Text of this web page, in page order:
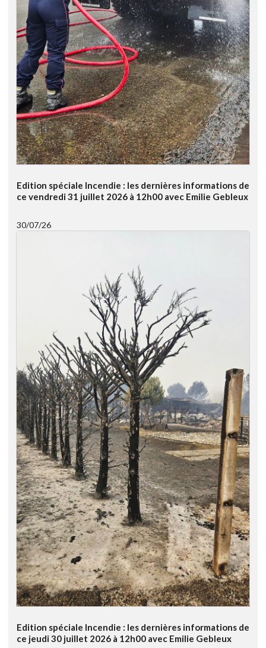
Edition spéciale Incendie : les dernières informations de
ce vendredi 31 juillet 2026 à 12h00 avec Emilie Gebleux
30/07/26
Edition spéciale Incendie : les dernières informations de
ce jeudi 30 juillet 2026 à 12h00 avec Emilie Gebleux